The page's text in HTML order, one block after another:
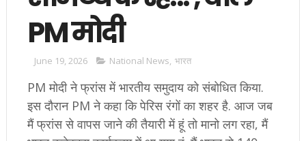
PM मोदी
June 19, 2026 National News, भारत
PM मोदी ने फ्रांस में भारतीय समुदाय को संबोधित किया.
इस दौरान PM ने कहा कि पेरिस रंगों का शहर है. आज जब
मैं फ्रांस से वापस जाने की तैयारी में हूं तो मानो लग रहा, मैं